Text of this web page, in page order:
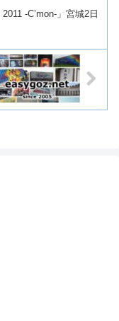
2011 -C’mon-」宮城2日